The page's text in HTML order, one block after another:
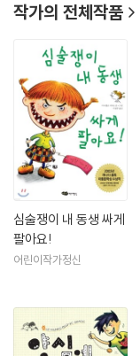
작가의 전체작품
심술쟁이 내 동생 싸게
팔아요!
어린이작가정신